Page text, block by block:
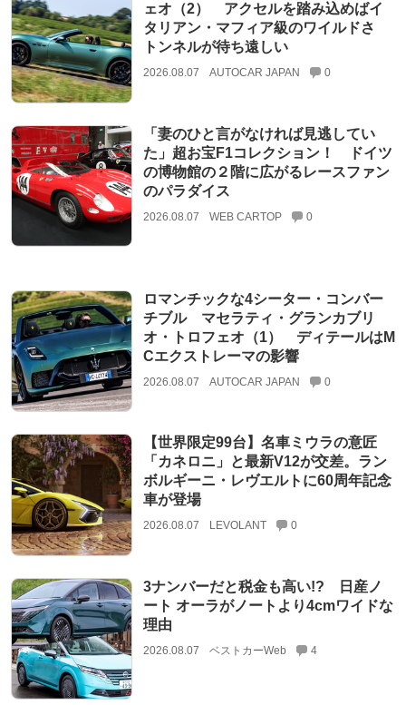
ェオ（2） アクセルを踏み込めばイ
タリアン・マフィア級のワイルドさ
トンネルが待ち遠しい
2026.08.07 AUTOCAR JAPAN 0
「妻のひと言がなければ見逃してい
た」超お宝F1コレクション！ ドイツ
の博物館の２階に広がるレースファン
のパラダイス
2026.08.07 WEB CARTOP 0
ロマンチックな4シーター・コンバー
チブル マセラティ・グランカブリ
オ・トロフェオ（1） ディテールはM
Cエクストレーマの影響
2026.08.07 AUTOCAR JAPAN 0
【世界限定99台】名車ミウラの意匠
「カネロニ」と最新V12が交差。ラン
ボルギーニ・レヴエルトに60周年記念
車が登場
2026.08.07 LEVOLANT 0
3ナンバーだと税金も高い!? 日産ノ
ート オーラがノートより4cmワイドな
理由
2026.08.07 ベストカーWeb 4